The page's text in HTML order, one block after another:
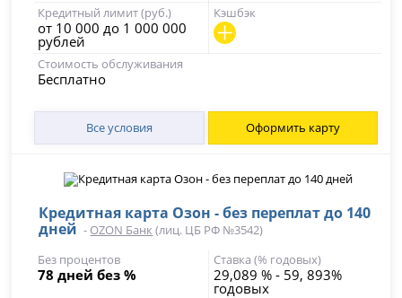
Кредитный лимит (руб.)
от 10 000 до 1 000 000
рублей
Кэшбэк
Стоимость обслуживания
Бесплатно
Все условия Оформить карту
Кредитная карта Озон - без переплат до 140
дней - OZON Банк (лиц. ЦБ РФ №3542)
Без процентов
78 дней без %
Ставка (% годовых)
29,089 % - 59, 893%
годовых